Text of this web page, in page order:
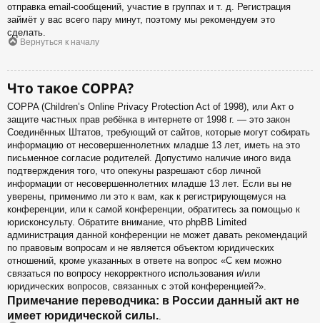
отправка email-сообщений, участие в группах и т. д. Регистрация
займёт у вас всего пару минут, поэтому мы рекомендуем это
сделать.
Вернуться к началу
Что такое COPPA?
COPPA (Children’s Online Privacy Protection Act of 1998), или Акт о
защите частных прав ребёнка в интернете от 1998 г. — это закон
Соединённых Штатов, требующий от сайтов, которые могут собирать
информацию от несовершеннолетних младше 13 лет, иметь на это
письменное согласие родителей. Допустимо наличие иного вида
подтверждения того, что опекуны разрешают сбор личной
информации от несовершеннолетних младше 13 лет. Если вы не
уверены, применимо ли это к вам, как к регистрирующемуся на
конференции, или к самой конференции, обратитесь за помощью к
юрисконсульту. Обратите внимание, что phpBB Limited
администрация данной конференции не может давать рекомендаций
по правовым вопросам и не является объектом юридических
отношений, кроме указанных в ответе на вопрос «С кем можно
связаться по вопросу некорректного использования и/или
юридических вопросов, связанных с этой конференцией?».
Примечание переводчика: в России данный акт не
имеет юридической силы..